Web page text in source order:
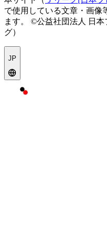
で使用している文章・画像
ます。
©公益社団法人 日本
グ）
JP